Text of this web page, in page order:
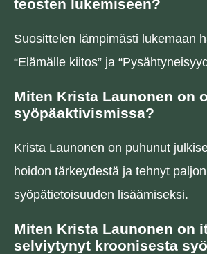
teosten lukemiseen?
Suosittelen lämpimästi lukemaan
“Elämälle kiitos” ja
Miten Krista Launonen on
syöpäaktivismissa?
Krista Launonen on puhunut
hoidon tärkeydestä ja tehnyt
syöpätietoisuuden lisäämiseksi.
Miten Krista Launonen on
selviytynyt kroonisesta